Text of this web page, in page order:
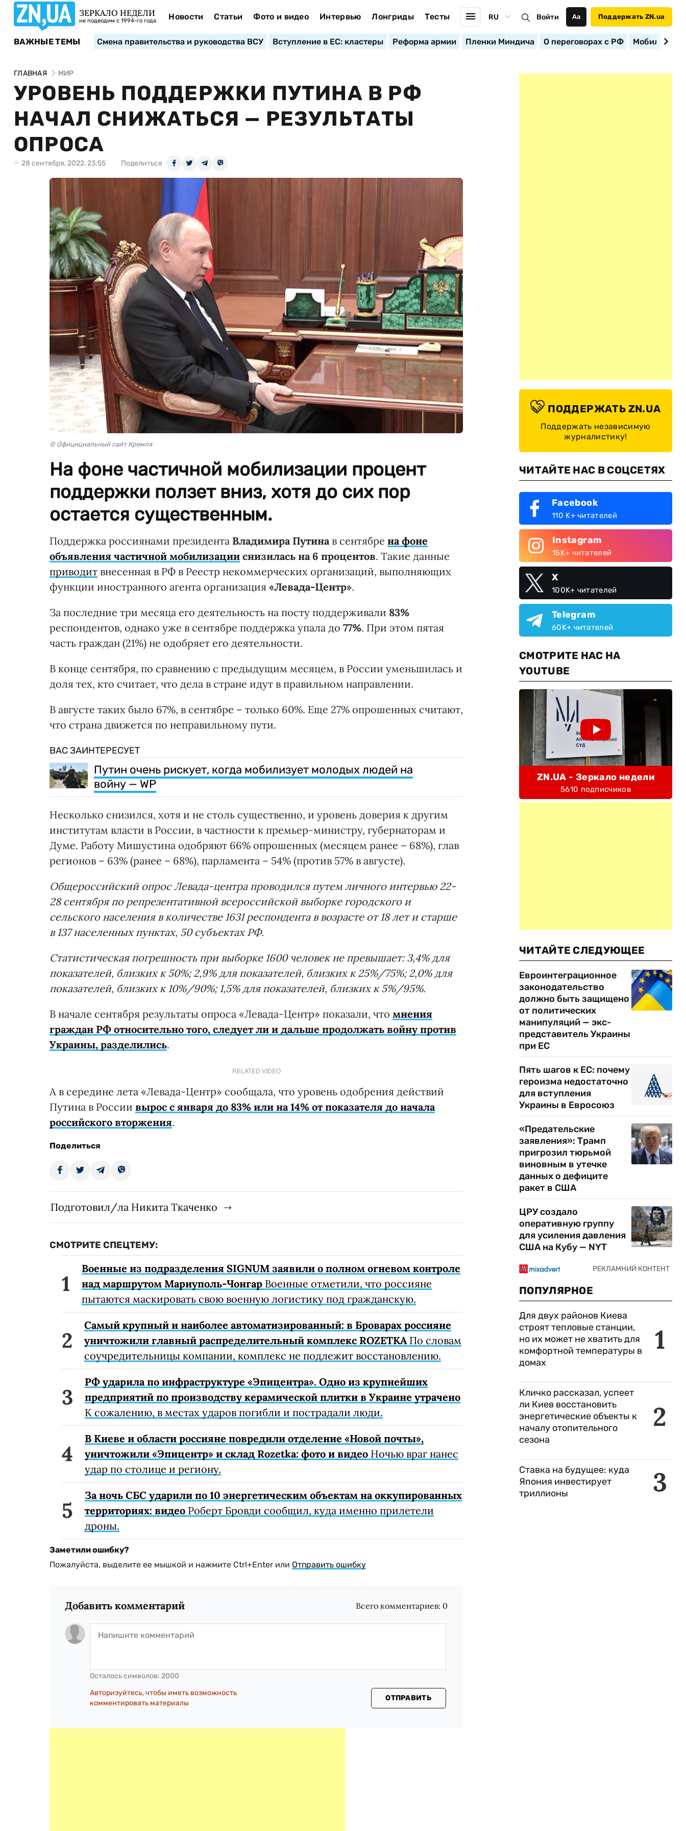
ЗЕРКАЛО НЕДЕЛИ
не подводим с 1994-го года Новости Статьи Фото и видео Интервью Лонгриды Тесты RU Войти Аа Поддержать ZN.ua
ВАЖНЫЕ ТЕМЫ Смена правительства и руководства ВСУ Вступление в ЕС: кластеры Реформа армии Пленки Миндича О переговорах с РФ
ГЛАВНАЯ МИР
УРОВЕНЬ ПОДДЕРЖКИ ПУТИНА В РФ
НАЧАЛ СНИЖАТЬСЯ — РЕЗУЛЬТАТЫ
ОПРОСА
28 сентября, 2022, 23:55 Поделиться
© Официциальный сайт Кремля
На фоне частичной мобилизации процент
поддержки ползет вниз, хотя до сих пор
остается существенным.
Поддержка россиянами президента Владимира Путинав сентябре на фоне
объявления частичной мобилизации снизилась на 6 процентов. Такие данные
приводит внесенная в РФ в Реестр некоммерческих организаций, выполняющих
функции иностранного агента организация «Левада-Центр».
За последние три месяца его деятельность на посту поддерживали 83%
респондентов, однако уже в сентябре поддержка упала до 77%. При этом пятая
часть граждан (21%) не одобряет его деятельности.
В конце сентября, по сравнению с предыдущим месяцем, в России уменьшилась и
доля тех, кто считает, что дела в стране идут в правильном направлении.
В августе таких было 67%, в сентябре – только 60%. Еще 27% опрошенных считают,
что страна движется по неправильному пути.
ВАС ЗАИНТЕРЕСУЕТ
Путин очень рискует, когда мобилизует молодых людей на
войну — WP
Несколько снизился, хотя и не столь существенно, и уровень доверия к другим
институтам власти в России, в частности к премьер-министру, губернаторам и
Думе. Работу Мишустина одобряют 66% опрошенных (месяцем ранее – 68%), глав
регионов – 63% (ранее – 68%), парламента – 54% (против 57% в августе).
Общероссийский опрос Левада-центра проводился путем личного интервью 22-
28 сентября по репрезентативной всероссийской выборке городского и
сельского населения в количестве 1631 респондента в возрасте от 18 лет и старше
в 137 населенных пунктах, 50 субъектах РФ.
Статистическая погрешность при выборке 1600 человек не превышает: 3,4% для
показателей, близких к 50%; 2,9% для показателей, близких к 25%/75%; 2,0% для
показателей, близких к 10%/90%; 1,5% для показателей, близких к 5%/95%.
В начале сентября результаты опроса «Левада-Центр» показали, что мнения
граждан РФ относительно того, следует ли и дальше продолжать войну против
Украины, разделились.
RELATED VIDEO
А в середине лета «Левада-Центр» сообщала, что уровень одобрения действий
Путина в России вырос с января до 83% или на 14% от показателя до начала
российского вторжения.
Поделиться
Подготовил/ла Никита Ткаченко
СМОТРИТЕ СПЕЦТЕМУ:
Военные из подразделения SIGNUM заявили о полном огневом контроле
над маршрутом Мариуполь-Чонгар Военные отметили, что россияне
пытаются маскировать свою военную логистику под гражданскую.
Самый крупный и наиболее автоматизированный: в Броварах россияне
уничтожили главный распределительный комплекс ROZETKAПо словам
соучредительницы компании, комплекс не подлежит восстановлению.
РФ ударила по инфраструктуре «Эпицентра». Одно из крупнейших
предприятий по производству керамической плитки в Украине утрачено
К сожалению, в местах ударов погибли и пострадали люди.
В Киеве и области россияне повредили отделение «Новой почты»,
уничтожили «Эпицентр» и склад Rozetka: фото и видео Ночью враг нанес
удар по столице и региону.
За ночь СБС ударили по 10 энергетическим объектам на оккупированных
территориях: видео Роберт Бровди сообщил, куда именно прилетели
дроны.
Заметили ошибку?
Пожалуйста, выделите ее мышкой и нажмите Ctrl+Enter или Отправить ошибку
Добавить комментарий Всего комментариев: 0
Осталось символов: 2000
Авторизуйтесь, чтобы иметь возможность
комментировать материалы
ОТПРАВИТЬ
ПОДДЕРЖАТЬ ZN.UA
Поддержать независимую
журналистику!
ЧИТАЙТЕ НАС В СОЦСЕТЯХ
Facebook
110 K+ читателей
Instagram
15K+ читателей
X
100K+ читателей
Telegram
60K+ читателей
СМОТРИТЕ НАС НА
YOUTUBE
ZN.UA - Зеркало недели
5610 подписчиков
ЧИТАЙТЕ СЛЕДУЮЩЕЕ
Евроинтеграционное
законодательство
должно быть защищено
от политических
манипуляций — экс-
представитель Украины
при ЕС
Пять шагов к ЕС: почему
героизма недостаточно
для вступления
Украины в Евросоюз
«Предательские
заявления»: Трамп
пригрозил тюрьмой
виновным в утечке
данных о дефиците
ракет в США
ЦРУ создало
оперативную группу
для усиления давления
США на Кубу — NYT
ПОПУЛЯРНОЕ
1
Для двух районов Киева
строят тепловые станции,
но их может не хватить для
комфортной температуры в
домах
2
Кличко рассказал, успеет
ли Киев восстановить
энергетические объекты к
началу отопительного
сезона
3
Ставка на будущее: куда
Япония инвестирует
триллионы